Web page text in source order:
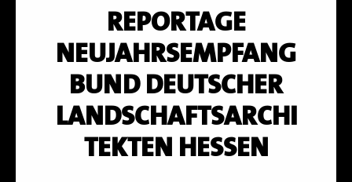
REPORTAGE
NEUJAHRSEMPFANG
BUND DEUTSCHER
LANDSCHAFTSARCHI
TEKTEN HESSEN